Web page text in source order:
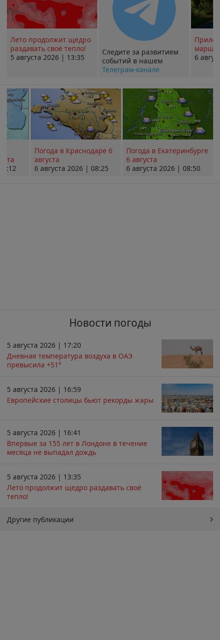
Лето продолжит щедро
раздавать своё тепло!
5 августа 2026 | 13:35
Следите за развитием
событий в нашем
Телеграм-канале
6
Погода в Краснодаре 6
августа
6 августа 2026 | 08:25
Погода в Екатеринбурге
6 августа
6 августа 2026 | 08:50
Новости погоды
5 августа 2026 | 17:20
Дневная температура воздуха в ОАЭ
превысила +51°
5 августа 2026 | 16:59
Европейские столицы бьют рекорды жары
5 августа 2026 | 16:41
Впервые за 155 лет в Лондоне в течение
месяца не выпадал дождь
5 августа 2026 | 13:35
Лето продолжит щедро раздавать своё
тепло!
Другие публикации